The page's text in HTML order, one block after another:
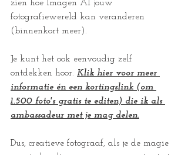
zien hoe Imagen AI jouw
fotografiewereld kan veranderen
(binnenkort meer).
Je kunt het ook eenvoudig zelf
ontdekken hoor. Klik hier voor meer
informatie én een kortingslink (om
1.500 foto's gratis te editen) die ik als
ambassadeur met je mag delen.
Dus, creatieve fotograaf, als je de magie